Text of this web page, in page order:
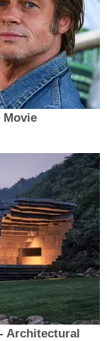
Movie
Architectural